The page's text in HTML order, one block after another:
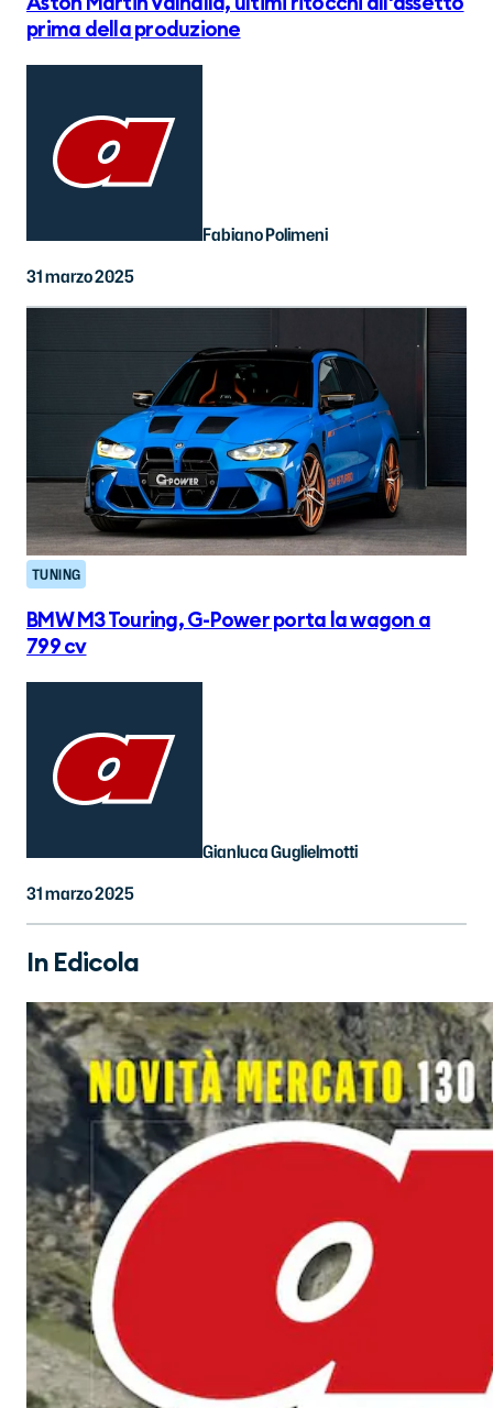
prima della produzione
Fabiano Polimeni
31 marzo 2025
TUNING
BMW M3 Touring, G-Power porta la wagon a
799 cv
Gianluca Guglielmotti
31 marzo 2025
In Edicola